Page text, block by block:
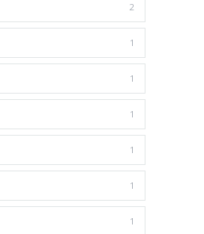
2
1
1
1
1
1
1